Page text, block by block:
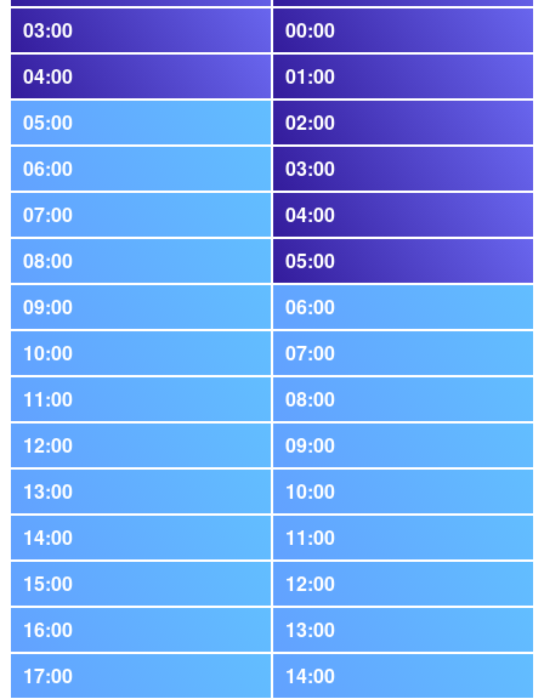
03:00
00:00
04:00
01:00
05:00
02:00
06:00
03:00
07:00
04:00
08:00
05:00
09:00
06:00
10:00
07:00
11:00
08:00
12:00
09:00
13:00
10:00
14:00
11:00
15:00
12:00
16:00
13:00
17:00
14:00